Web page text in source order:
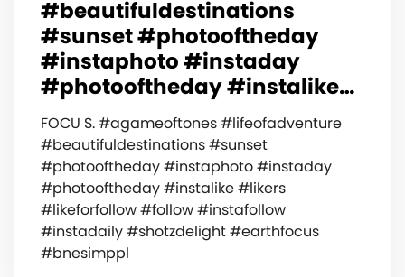
#beautifuldestinations
#sunset #photooftheday
#instaphoto #instaday
#photooftheday #instalike…
FOCU S. #agameoftones #lifeofadventure
#beautifuldestinations #sunset
#photooftheday #instaphoto #instaday
#photooftheday #instalike #likers
#likeforfollow #follow #instafollow
#instadaily #shotzdelight #earthfocus
#bnesimppl